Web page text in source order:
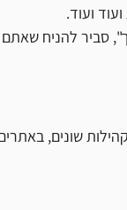
ועוד.
סביר להניח שאתם
שונים,